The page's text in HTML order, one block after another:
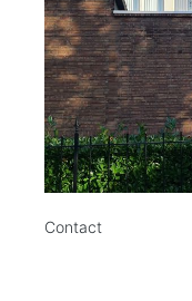
Contact